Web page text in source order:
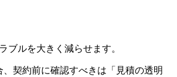
ブルを大きく減らせます。
契約前に確認すべきは「見積の透明